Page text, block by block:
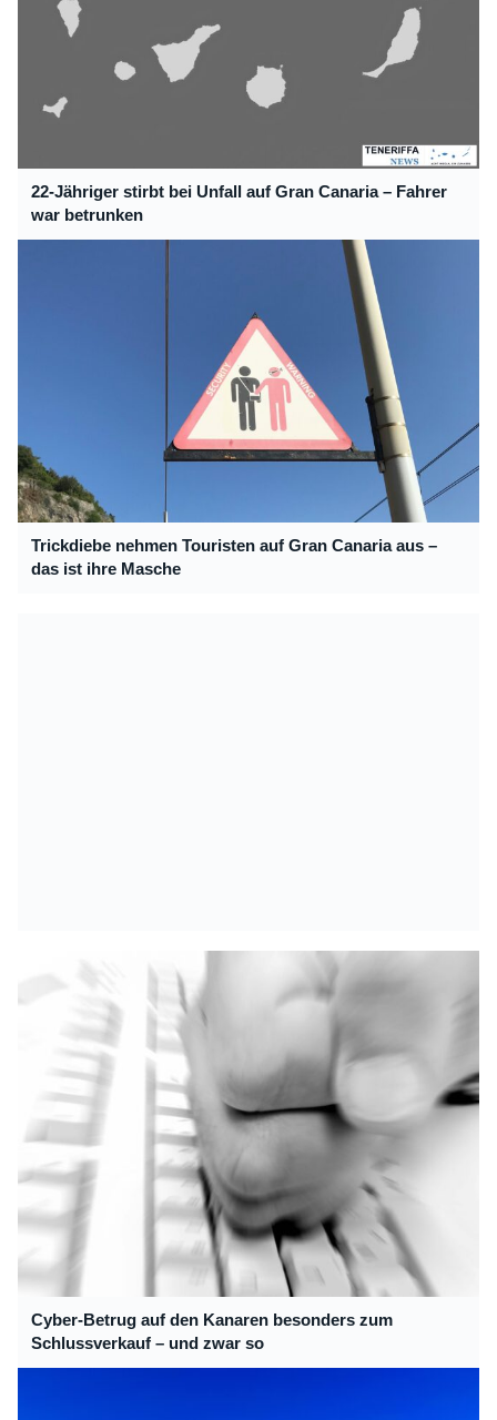
22-Jähriger stirbt bei Unfall auf Gran Canaria – Fahrer
war betrunken
Trickdiebe nehmen Touristen auf Gran Canaria aus –
das ist ihre Masche
Cyber-Betrug auf den Kanaren besonders zum
Schlussverkauf – und zwar so